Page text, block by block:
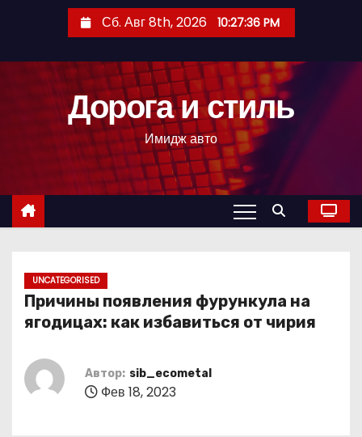
с
Сб. Авг 8th, 2026 10:27:37 PM
Дорога и стиль
Имидж авто
UNCATEGORISED
Причины появления фурункула на
ягодицах: как избавиться от чирия
Автор: sib_ecometal
Фев 18, 2023